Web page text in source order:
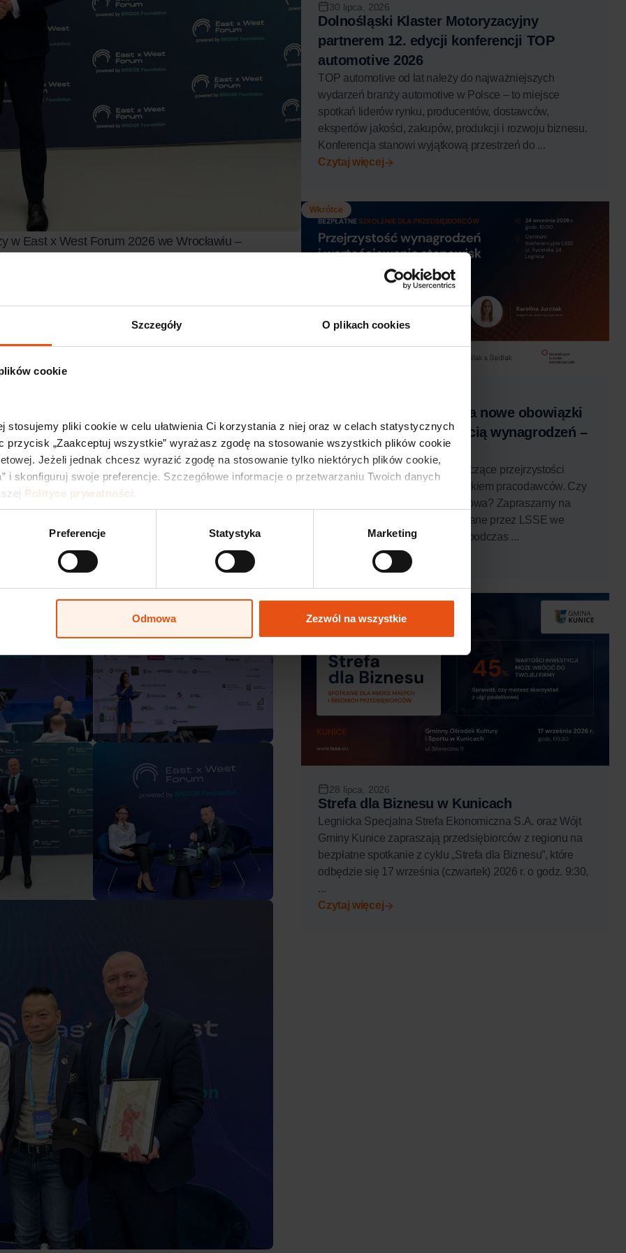
Szczegóły O plikach cookies
cookie
stosujemy pliki cookie w celu ułatwienia Ci korzystania z niej oraz w celach statystycznych
przycisk „Zaakceptuj wszystkie” wyrażasz zgodę na stosowanie wszystkich plików cookie
Jeżeli jednak chcesz wyrazić zgodę na stosowanie tylko niektórych plików cookie,
i skonfiguruj swoje preferencje. Szczegółowe informacje o przetwarzaniu Twoich danych
Polityce prywatności.
Preferencje Statystyka Marketing
Odmowa Zezwól na wszystkie
w East x West Forum 2026 we Wrocławiu –
włączając się w dyskusje o kierunkach rozwoju
o najważniejszych wyzwaniach i przyszłości
geopolitycznym,
jako impuls dla przemysłu,
jako fundament konkurencyjności gospodarki,
technologiczne,
nowoczesnej gospodarki.
Katarzyna Nazarewicz, dyrektor Departamentu
narzędziach wsparcia dla firm – w tym
potencjał inwestycyjny przedsiębiorstw oraz
30 lipca, 2026
Dolnośląski Klaster Motoryzacyjny
partnerem 12. edycji konferencji TOP
automotive 2026
TOP automotive od lat należy do najważniejszych
wydarzeń branży automotive w Polsce – to miejsce
spotkań liderów rynku, producentów, dostawców,
ekspertów jakości, zakupów, produkcji i rozwoju biznesu.
Konferencja stanowi wyjątkową przestrzeń do ...
Czytaj więcej
Wkrótce
Przygotuj swoją firmę na nowe obowiązki
związane z przejrzystością wynagrodzeń –
bezpłatne szkolenie
Już wkrótce nowe przepisy dotyczące przejrzystości
wynagrodzeń staną się obowiązkiem pracodawców. Czy
Twoja organizacja jest na to gotowa? Zapraszamy na
praktyczne warsztaty organizowane przez LSSE we
współpracy z Sedlak & Sedlak, podczas ...
Czytaj więcej
Wkrótce
28 lipca, 2026
Strefa dla Biznesu w Kunicach
Legnicka Specjalna Strefa Ekonomiczna S.A. oraz Wójt
Gminy Kunice zapraszają przedsiębiorców z regionu na
bezpłatne spotkanie z cyklu „Strefa dla Biznesu”, które
odbędzie się 17 września (czwartek) 2026 r. o godz. 9:30,
...
Czytaj więcej